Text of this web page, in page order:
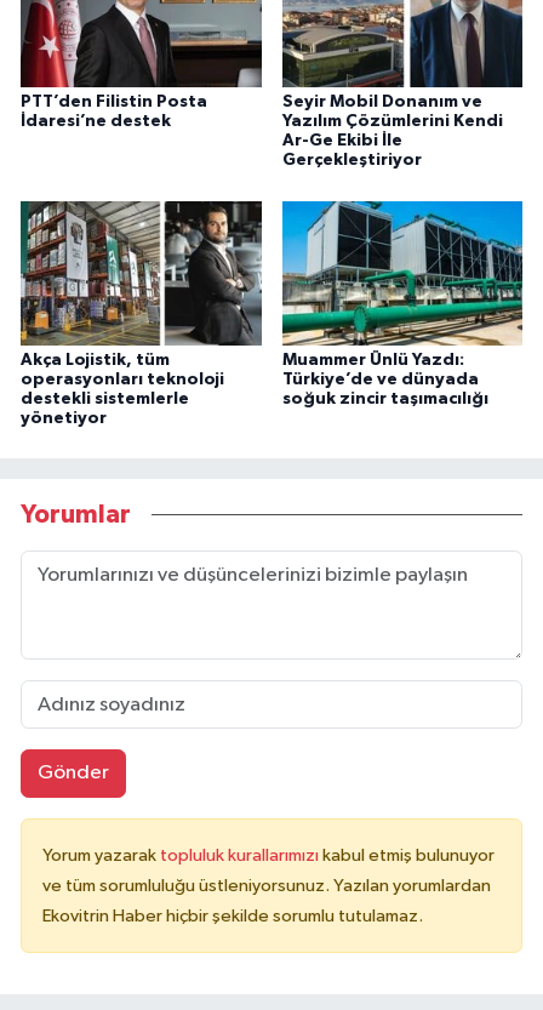
PTT’den Filistin Posta
İdaresi’ne destek
Seyir Mobil Donanım ve
Yazılım Çözümlerini Kendi
Ar-Ge Ekibi İle
Gerçekleştiriyor
Akça Lojistik, tüm
operasyonları teknoloji
destekli sistemlerle
yönetiyor
Muammer Ünlü Yazdı:
Türkiye’de ve dünyada
soğuk zincir taşımacılığı
Yorumlar
Gönder
Yorum yazarak topluluk kurallarımızı kabul etmiş bulunuyor
ve tüm sorumluluğu üstleniyorsunuz. Yazılan yorumlardan
Ekovitrin Haber hiçbir şekilde sorumlu tutulamaz.